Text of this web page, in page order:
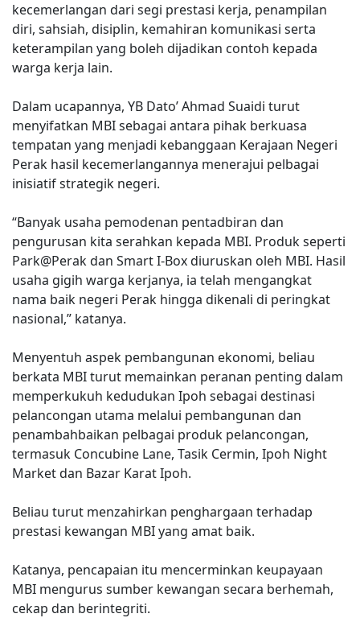
kecemerlangan dari segi prestasi kerja, penampilan
diri, sahsiah, disiplin, kemahiran komunikasi serta
keterampilan yang boleh dijadikan contoh kepada
warga kerja lain.
Dalam ucapannya, YB Dato’ Ahmad Suaidi turut
menyifatkan MBI sebagai antara pihak berkuasa
tempatan yang menjadi kebanggaan Kerajaan Negeri
Perak hasil kecemerlangannya menerajui pelbagai
inisiatif strategik negeri.
“Banyak usaha pemodenan pentadbiran dan
pengurusan kita serahkan kepada MBI. Produk seperti
Park@Perak dan Smart I-Box diuruskan oleh MBI. Hasil
usaha gigih warga kerjanya, ia telah mengangkat
nama baik negeri Perak hingga dikenali di peringkat
nasional,” katanya.
Menyentuh aspek pembangunan ekonomi, beliau
berkata MBI turut memainkan peranan penting dalam
memperkukuh kedudukan Ipoh sebagai destinasi
pelancongan utama melalui pembangunan dan
penambahbaikan pelbagai produk pelancongan,
termasuk Concubine Lane, Tasik Cermin, Ipoh Night
Market dan Bazar Karat Ipoh.
Beliau turut menzahirkan penghargaan terhadap
prestasi kewangan MBI yang amat baik.
Katanya, pencapaian itu mencerminkan keupayaan
MBI mengurus sumber kewangan secara berhemah,
cekap dan berintegriti.